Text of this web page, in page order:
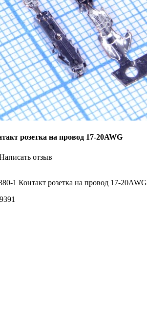
розетка на провод 17-20AWG
отзыв
1 Контакт розетка на провод 17-20AWG